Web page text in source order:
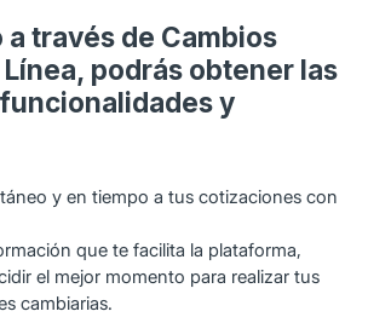
través de Cambios
podrás obtener las
y
y en tiempo a tus cotizaciones con
que te facilita la plataforma,
el mejor momento para realizar tus
cambiarias.